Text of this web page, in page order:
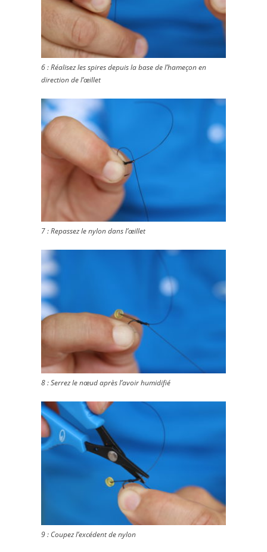
6 : Réalisez les spires depuis la base de l’hameçon en
direction de l’œillet
7 : Repassez le nylon dans l’œillet
8 : Serrez le nœud après l’avoir humidifié
9 : Coupez l’excédent de nylon